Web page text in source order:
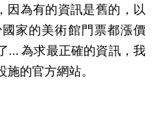
為有的資訊是舊的，以
家的美術館門票都漲價
… 為求最正確的資訊，我
的官方網站。